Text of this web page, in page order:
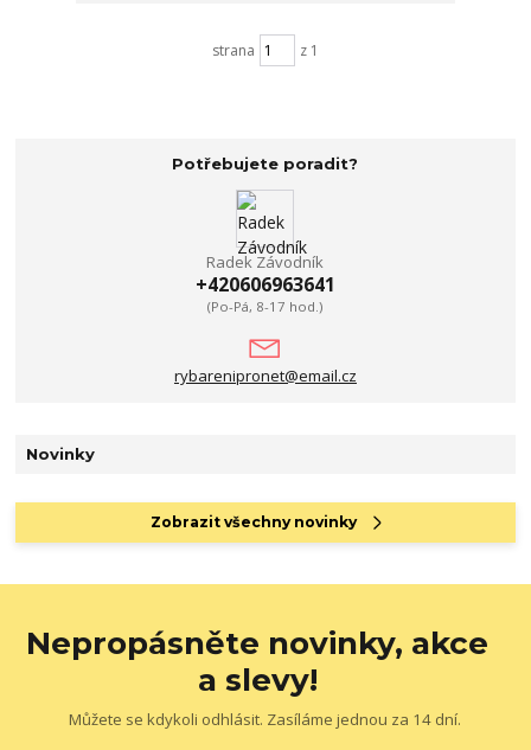
strana z 1
Potřebujete poradit?
Radek Závodník
+420606963641
(Po-Pá, 8-17 hod.)
rybarenipronet@email.cz
Novinky
Zobrazit všechny novinky
Nepropásněte novinky, akce
a slevy!
Můžete se kdykoli odhlásit. Zasíláme jednou za 14 dní.